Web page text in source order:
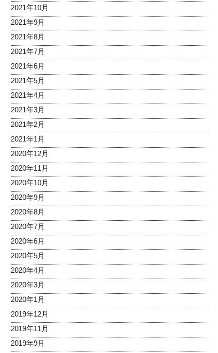
2021年10月
2021年9月
2021年8月
2021年7月
2021年6月
2021年5月
2021年4月
2021年3月
2021年2月
2021年1月
2020年12月
2020年11月
2020年10月
2020年9月
2020年8月
2020年7月
2020年6月
2020年5月
2020年4月
2020年3月
2020年1月
2019年12月
2019年11月
2019年9月